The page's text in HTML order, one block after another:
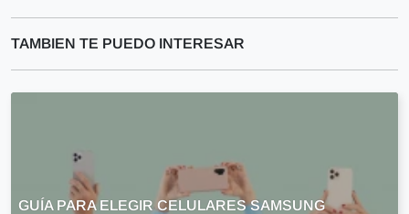
TAMBIEN TE PUEDO INTERESAR
GUÍA PARA ELEGIR CELULARES SAMSUNG